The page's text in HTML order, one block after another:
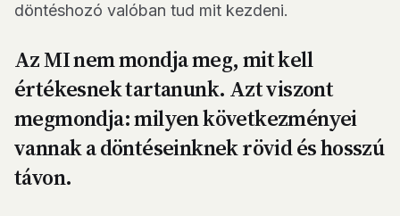
döntéshozó valóban tud mit kezdeni.
Az MI nem mondja meg, mit kell
értékesnek tartanunk. Azt viszont
megmondja: milyen következményei
vannak a döntéseinknek rövid és hosszú
távon.